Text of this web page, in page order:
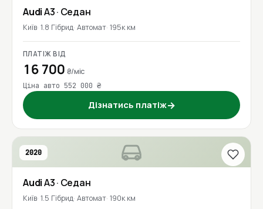
AudiA3· Седан
Київ 1.8 Гібрид Автомат 195к км
ПЛАТІЖ ВІД
16 700 ₴/міс
Ціна авто 552 000 ₴
Дізнатись платіж→
2020
AudiA3· Седан
Київ 1.5 Гібрид Автомат 190к км